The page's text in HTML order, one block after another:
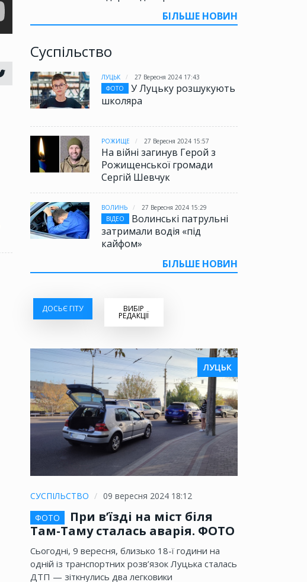
БІЛЬШЕ НОВИН
Суспільство
ЛУЦЬК
27 Вересня 2024 17:43
ФОТО
У Луцьку розшукують
школяра
РОЖИЩЕ 27 Вересня 2024 15:57
На війні загинув Герой з
Рожищенської громади
Сергій Шевчук
ВОЛИНЬ
27 Вересня 2024 15:29
ВІДЕО
Волинські патрульні
затримали водія «під
кайфом»
БІЛЬШЕ НОВИН
ДОСЬЄ ГІТУ ВИБІР
РЕДАКЦІЇ
ЛУЦЬК
СУСПІЛЬСТВО
09 вересня 2024 18:12
ФОТО
При в’їзді на міст біля
Там-Таму сталась аварія. ФОТО
Сьогодні, 9 вересня, близько 18-ї години на
одній із транспортних розв’язок Луцька сталась
ДТП — зіткнулись два легковики